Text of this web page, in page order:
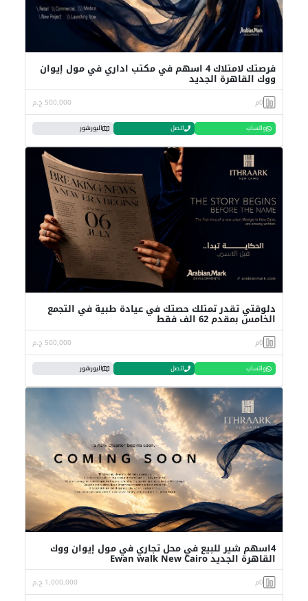
فرصتك لامتلاك 4 اسهم في مكتب اداري في مول إيوان
ووك القاهرة الجديد
0م 500,000 ج.م
واتساب اتصل البورشور
دلوقتي تقدر تمتلك حصتك في عيادة طبية في التجمع
الخامس بمقدم 62 الف فقط
0م 500,000 ج.م
واتساب اتصل البورشور
4اسهم شير للبيع في محل تجاري في مول إيوان ووك
القاهرة الجديد Ewan walk New Cairo
0م 1,000,000 ج.م